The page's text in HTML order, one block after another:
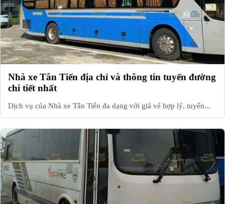
Nhà xe Tân Tiến địa chỉ và thông tin tuyến đường
chi tiết nhất
Dịch vụ của Nhà xe Tân Tiến đa dạng với giá vé hợp lý, tuyến...